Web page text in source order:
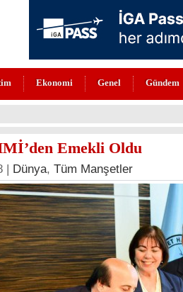
Ekonomi Genel Gündem
DÜNYANIN EN DEĞERLİLERİ ARASINDA
Emekli Oldu
| Dünya, Tüm Manşetler